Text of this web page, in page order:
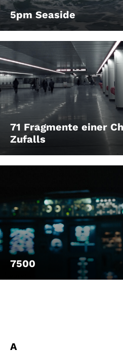
5pm Seaside
71 Fragmente einer
Zufalls
7500
A